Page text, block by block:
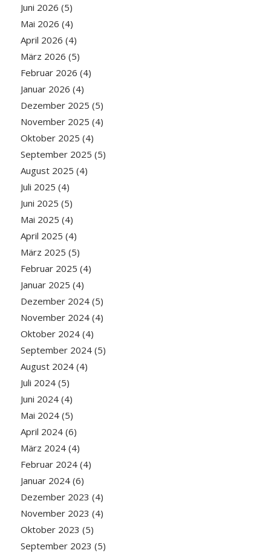
Juni 2026 (5)
Mai 2026 (4)
April 2026 (4)
März 2026 (5)
Februar 2026 (4)
Januar 2026 (4)
Dezember 2025 (5)
November 2025 (4)
Oktober 2025 (4)
September 2025 (5)
August 2025 (4)
Juli 2025 (4)
Juni 2025 (5)
Mai 2025 (4)
April 2025 (4)
März 2025 (5)
Februar 2025 (4)
Januar 2025 (4)
Dezember 2024(5)
November 2024(4)
Oktober 2024(4)
September 2024(5)
August 2024(4)
Juli 2024(5)
Juni 2024(4)
Mai 2024(5)
April 2024(6)
März 2024(4)
Februar 2024(4)
Januar 2024(6)
Dezember 2023 (4)
November 2023 (4)
Oktober 2023 (5)
September 2023 (5)